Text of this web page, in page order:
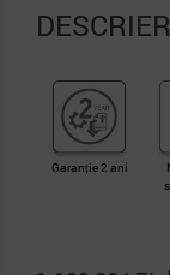
Garanție 2 ani